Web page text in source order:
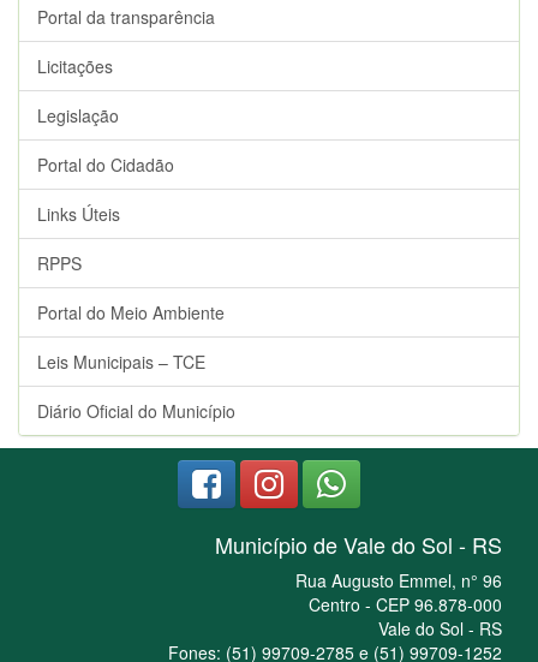
Portal da transparência
Licitações
Legislação
Portal do Cidadão
Links Úteis
RPPS
Portal do Meio Ambiente
Leis Municipais – TCE
Diário Oficial do Município
Município de Vale do Sol - RS
Rua Augusto Emmel, n° 96
Centro - CEP 96.878-000
Vale do Sol - RS
Fones: (51) 99709-2785 e (51) 99709-1252